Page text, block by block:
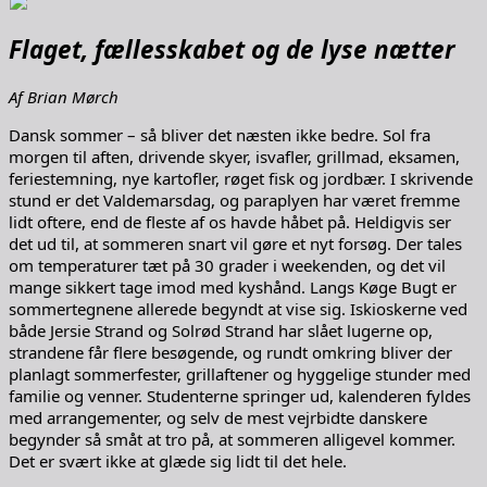
Flaget, fællesskabet og de lyse nætter
Af Brian Mørch
Dansk sommer – så bliver det næsten ikke bedre. Sol fra
morgen til aften, drivende skyer, isvafler, grillmad, eksamen,
feriestemning, nye kartofler, røget fisk og jordbær. I skrivende
stund er det Valdemarsdag, og paraplyen har været fremme
lidt oftere, end de fleste af os havde håbet på. Heldigvis ser
det ud til, at sommeren snart vil gøre et nyt forsøg. Der tales
om temperaturer tæt på 30 grader i weekenden, og det vil
mange sikkert tage imod med kyshånd. Langs Køge Bugt er
sommertegnene allerede begyndt at vise sig. Iskioskerne ved
både Jersie Strand og Solrød Strand har slået lugerne op,
strandene får flere besøgende, og rundt omkring bliver der
planlagt sommerfester, grillaftener og hyggelige stunder med
familie og venner. Studenterne springer ud, kalenderen fyldes
med arrangementer, og selv de mest vejrbidte danskere
begynder så småt at tro på, at sommeren alligevel kommer.
Det er svært ikke at glæde sig lidt til det hele.